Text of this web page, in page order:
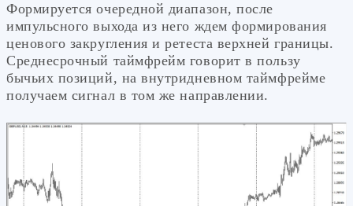
Формируется очередной диапазон, после
импульсного выхода из него ждем формирования
ценового закругления и ретеста верхней границы.
Среднесрочный таймфрейм говорит в пользу
бычьих позиций, на внутридневном таймфрейме
получаем сигнал в том же направлении.